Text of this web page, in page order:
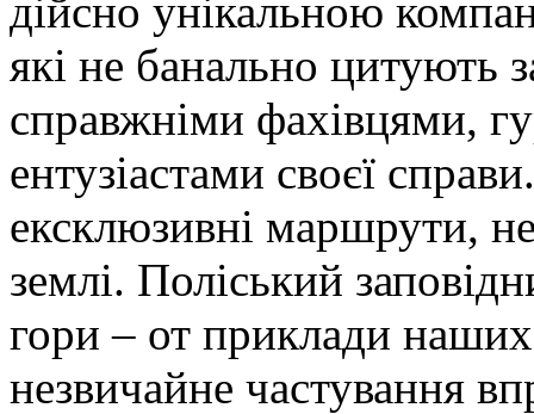
дійсно унікальною
які не банально цитують
справжніми фахівцями,
ентузіастами своєї
ексклюзивні маршрути,
землі. Поліський
гори – от приклади
незвичайне частування